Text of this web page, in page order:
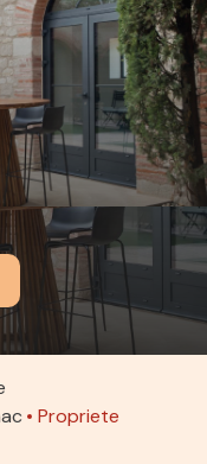
Propriete